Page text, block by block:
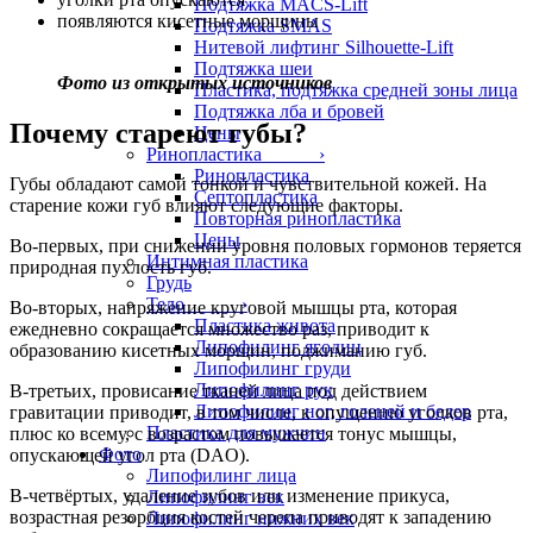
Подтяжка MACS-Lift
Подтяжка SMAS
Нитевой лифтинг Silhouette-Lift
Подтяжка шеи
Пластика, подтяжка средней зоны лица
Подтяжка лба и бровей
Цены
Ринопластика ›
Ринопластика
Септопластика
Повторная ринопластика
Цены
Интимная пластика
Грудь
Тело ›
Пластика живота
Липофилинг ягодиц
Липофилинг груди
Липофилинг рук
Липофилинг ног, голеней и бедер
Пластика для мужчин
Фото
Липофилинг лица
Липофилинг век
Липофилинг нижних век
появляются кисетные морщины
Фото из открытых источников
Почему стареют губы?
Губы обладают самой тонкой и чувствительной кожей. На
старение кожи губ влияют следующие факторы.
Во-первых, при снижении уровня половых гормонов теряется
природная пухлость губ.
Во-вторых, напряжение круговой мышцы рта, которая
ежедневно сокращается множество раз, приводит к
образованию кисетных морщин, поджиманию губ.
В-третьих, провисание тканей лица под действием
гравитации приводит, в том числе, к опущению уголков рта,
плюс ко всему, с возрастом повышается тонус мышцы,
опускающей угол рта (DAO).
В-четвёртых, удаление зубов или изменение прикуса,
возрастная резорбция костей черепа приводят к западению